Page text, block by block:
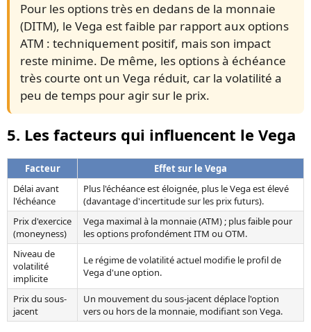
Pour les options très en dedans de la monnaie
(DITM), le Vega est faible par rapport aux options
ATM : techniquement positif, mais son impact
reste minime. De même, les options à échéance
très courte ont un Vega réduit, car la volatilité a
peu de temps pour agir sur le prix.
5. Les facteurs qui influencent le Vega
Facteur
Effet sur le Vega
Délai avant
l'échéance
Plus l'échéance est éloignée, plus le Vega est élevé
(davantage d'incertitude sur les prix futurs).
Prix d'exercice
(moneyness)
Vega maximal à la monnaie (ATM) ; plus faible pour
les options profondément ITM ou OTM.
Niveau de
volatilité
implicite
Le régime de volatilité actuel modifie le profil de
Vega d'une option.
Prix du sous-
jacent
Un mouvement du sous-jacent déplace l'option
vers ou hors de la monnaie, modifiant son Vega.